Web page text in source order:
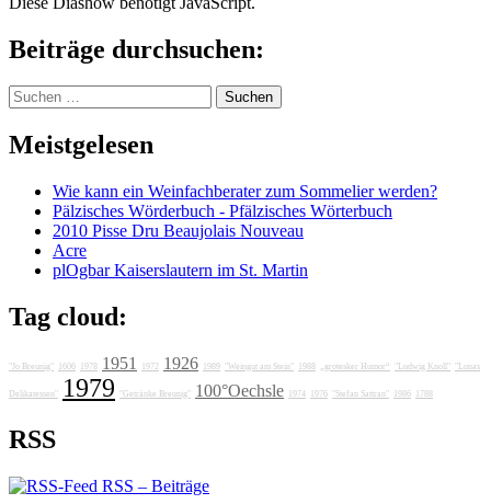
Beiträge durchsuchen:
Suchen
nach:
Meistgelesen
Wie kann ein Weinfachberater zum Sommelier werden?
Pälzisches Wörderbuch - Pfälzisches Wörterbuch
2010 Pisse Dru Beaujolais Nouveau
Acre
plOgbar Kaiserslautern im St. Martin
Tag cloud:
"Jo Breunig" 1606 1978 1951 1972 1926 1989 "Weingut am Stein" 1988 „grotesker Humor“ "Ludwig Knoll" "Lunas
Delikatessen" 1979 "Getränke Breunig" 100°Oechsle 1974 1976 "Stefan Sattran" 1986 1788
RSS
RSS – Beiträge